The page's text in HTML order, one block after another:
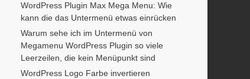
WordPress Plugin Max Mega Menu: Wie
kann die das Untermenü etwas einrücken
Warum sehe ich im Untermenü von
Megamenu WordPress Plugin so viele
Leerzeilen, die kein Menüpunkt sind
WordPress Logo Farbe invertieren